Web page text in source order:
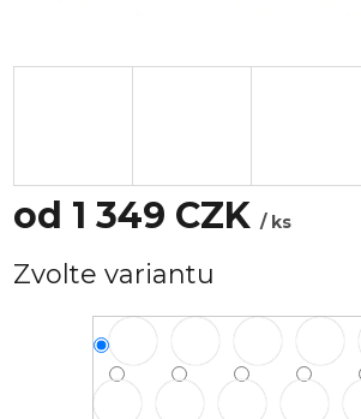
od 1 349 CZK / ks
cena:
Zvolte variantu